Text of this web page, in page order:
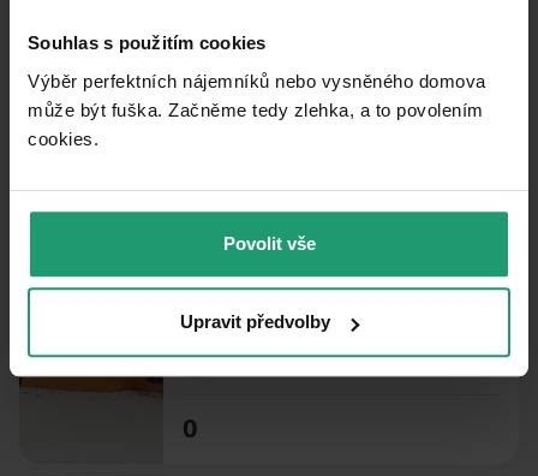
Souhlas s použitím cookies
Výběr perfektních nájemníků nebo vysněného domova
může být fuška. Začněme tedy zlehka, a to povolením
cookies.​
Povolit vše
Upravit předvolby
PRENÁJOM REKREAČNÉHO OBJEKTU
Moravský Beroun - Čabová, Olomoucký kraj
0
PRENÁJOM REKREAČNÉHO OBJEKTU
3 ložnice
0